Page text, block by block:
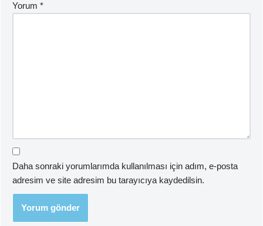
Yorum *
Daha sonraki yorumlarımda kullanılması için adım, e-posta
adresim ve site adresim bu tarayıcıya kaydedilsin.